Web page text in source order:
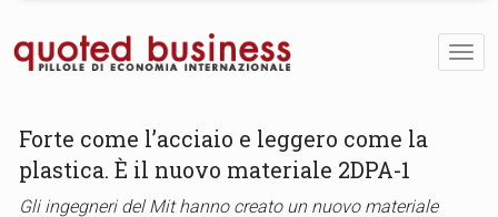
Forte come l’acciaio e leggero come la
plastica. È il nuovo materiale 2DPA-1
Gli ingegneri del Mit hanno creato un nuovo materiale